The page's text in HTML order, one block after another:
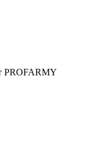
PROFARMY